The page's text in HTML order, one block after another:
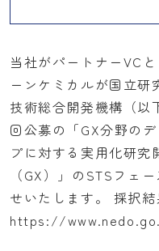
当社がパートナーVC
ーンケミカルが国立研
技術総合開発機構（以
回公募の「GX分野の
プに対する実用化研究
（GX）」のSTSフェ
せいたします。 採択結
https://